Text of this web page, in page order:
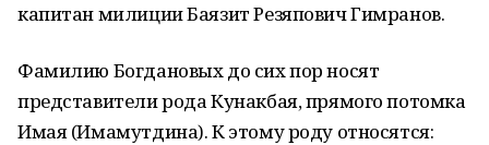
капитан милиции Баязит Резяпович Гимранов.
Фамилию Богдановых до сих пор носят
представители рода Кунакбая, прямого потомка
Имая (Имамутдина). К этому роду относятся: